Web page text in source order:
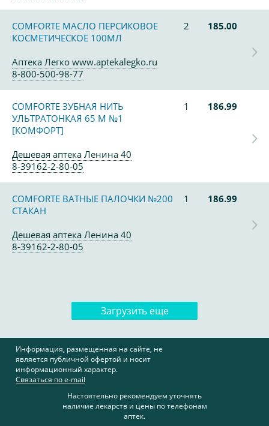
COMFORTE МАСЛО ПЕРСИКОВОЕ
КОСМЕТИЧЕСКОЕ 100МЛ
2 185.00
Аптека Легко www.aptekalegko.ru
8-800-500-98-77
COMFORTE ЗУБНАЯ НИТЬ
УЛЬТРАТОНКАЯ 65 М №1
[КОМФОРТ]
1 186.99
Дешевая аптека Ленина 40
8-39162-2-80-05
COMFORTE ВАТНЫЕ ПАЛОЧКИ №200
СТАКАН
1 186.99
Дешевая аптека Ленина 40
8-39162-2-80-05
Загрузить еще
Информация, размещенная на сайте, не
является публичной офертой и носит
информационный характер.
Связаться по e-mail
Настоятельно рекомендуем уточнять
наличие лекарств и цены по телефонам
аптек.